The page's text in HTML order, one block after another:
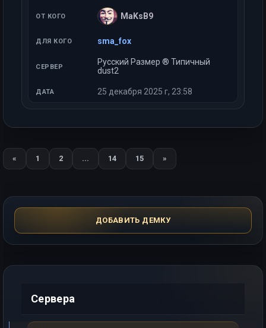
ДОБАВИТЬ ДЕМКУ
Сервера
MaKsB9
sma_fox
Русский Размер ® Типичный
dust2
25 декабря 2025 г, 23:58
«Назад1 2 ... 14 15 »Вперед